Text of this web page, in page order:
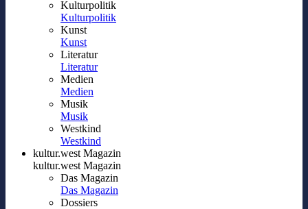
Kulturpolitik
Kulturpolitik
Kunst
Kunst
Literatur
Literatur
Medien
Medien
Musik
Musik
Westkind
Westkind
kultur.west Magazin
kultur.west Magazin
Das Magazin
Das Magazin
Dossiers